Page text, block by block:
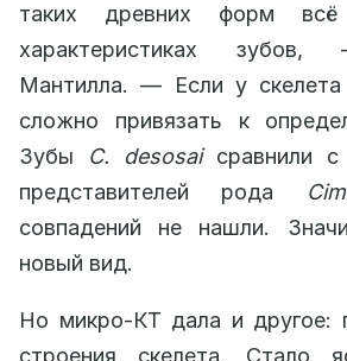
таких древних форм
характеристиках
Мантилла. — Если у скелета
сложно привязать к
Зубы C. desosaiсравнили с
представителей рода
совпадений не нашли.
новый вид.
Но микро-КТ дала и другое:
строения скелета. Стало